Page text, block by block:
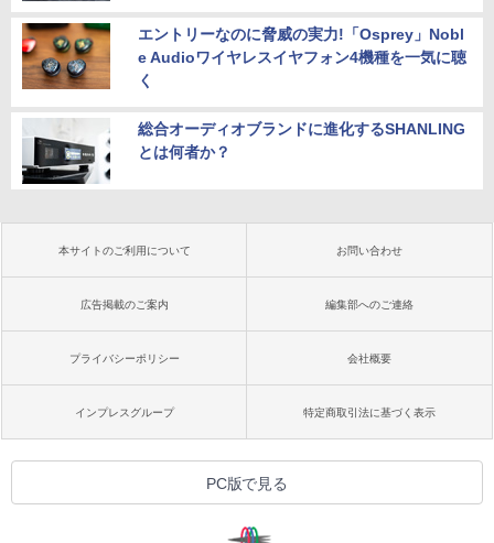
エントリーなのに脅威の実力!「Osprey」Nobl
e Audioワイヤレスイヤフォン4機種を一気に聴
く
総合オーディオブランドに進化するSHANLING
とは何者か？
本サイトのご利用について お問い合わせ
広告掲載のご案内 編集部へのご連絡
プライバシーポリシー 会社概要
インプレスグループ 特定商取引法に基づく表示
PC版で見る